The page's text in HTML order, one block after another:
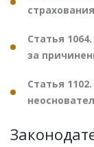
страхования
Статья
за
Статья